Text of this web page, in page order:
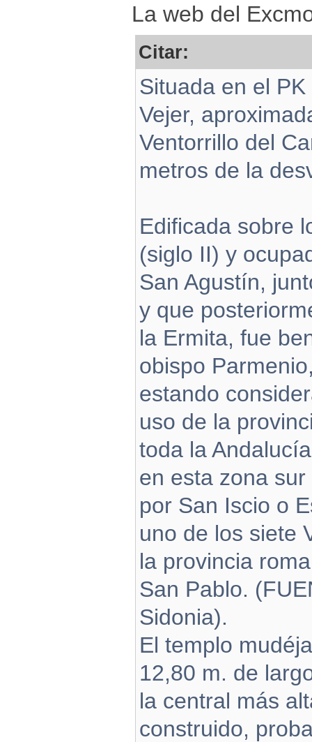
La web del
Citar:
Situada en el
Vejer,
Ventorrillo del
metros de la
Edificada sobre
(siglo II) y
San Agustín,
y que
la Ermita, fue
obispo
estando
uso de la
toda la
en esta zona
por San Iscio o
uno de los siete
la provincia
San Pablo.
Sidonia).
El templo
12,80 m. de
la central más
construido,